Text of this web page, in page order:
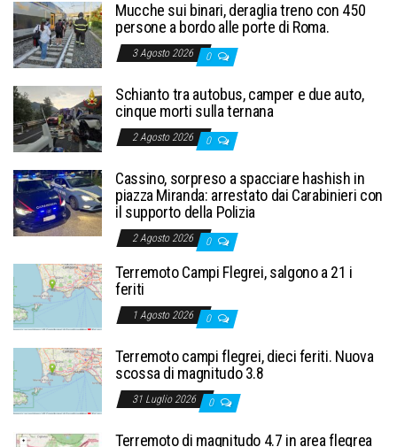
Mucche sui binari, deraglia treno con 450
persone a bordo alle porte di Roma.
3 Agosto 2026 0
Schianto tra autobus, camper e due auto,
cinque morti sulla ternana
2 Agosto 2026 0
Cassino, sorpreso a spacciare hashish in
piazza Miranda: arrestato dai Carabinieri con
il supporto della Polizia
2 Agosto 2026 0
Terremoto Campi Flegrei, salgono a 21 i
feriti
1 Agosto 2026 0
Terremoto campi flegrei, dieci feriti. Nuova
scossa di magnitudo 3.8
31 Luglio 2026 0
Terremoto di magnitudo 4.7 in area flegrea